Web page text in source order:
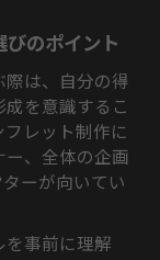
のポイント
は、自分の得
を意識するこ
レット制作に
、全体の企画
ーが向いてい
事前に理解